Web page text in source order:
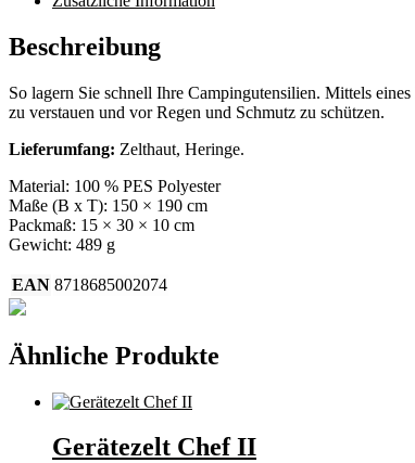
Beschreibung
So lagern Sie schnell Ihre Campingutensilien. Mittels
zu verstauen und vor Regen und Schmutz zu schützen.
Lieferumfang: Zelthaut, Heringe.
Material: 100 % PES Polyester
Maße (B x T): 150 × 190 cm
Packmaß: 15 × 30 × 10 cm
Gewicht: 489 g
EAN 8718685002074
Ähnliche Produkte
Gerätezelt Chef II